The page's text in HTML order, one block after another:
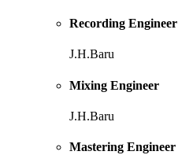
Recording Engineer
J.H.Baru
Mixing Engineer
J.H.Baru
Mastering Engineer